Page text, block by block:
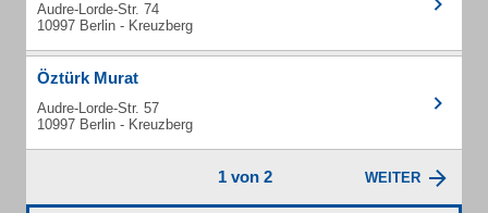
Audre-Lorde-Str. 74
10997 Berlin - Kreuzberg
Öztürk Murat
Audre-Lorde-Str. 57
10997 Berlin - Kreuzberg
1 von 2 WEITER